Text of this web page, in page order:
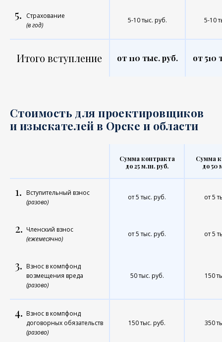
5.
Страхование
(в год)
5-10 тыс. руб. 5-10
Итого вступление от 110 тыс. руб. от 510
Стоимость для проектировщиков
и изыскателей в Орске и области
Сумма контракта
до 25 млн. руб.
Сумма
до 50
1. Вступительный взнос
(разово)
от 5 тыс. руб. от 5
2. Членский взнос
(ежемесячно)
от 5 тыс. руб. от 5
3. Взнос в компфонд
возмещения вреда
(разово)
50 тыс. руб. 150
4. Взнос в компфонд
договорных обязательств
(разово)
150 тыс. руб. 350